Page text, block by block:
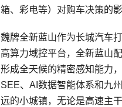
箱、彩电等）对购车决策的
魏牌全新蓝山作为长城汽车
高算力域控平台，全新蓝山
形成全天候的精密感知能力
SEE、AI数据智能体系和九
远的小城镇，无论是高速主